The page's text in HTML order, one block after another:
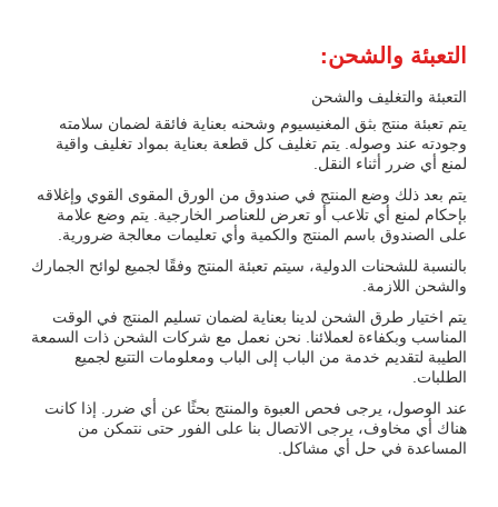
التعبئة والشحن:
التعبئة والتغليف والشحن
يتم تعبئة منتج بثق المغنيسيوم وشحنه بعناية فائقة لضمان سلامته
وجودته عند وصوله. يتم تغليف كل قطعة بعناية بمواد تغليف واقية
لمنع أي ضرر أثناء النقل.
يتم بعد ذلك وضع المنتج في صندوق من الورق المقوى القوي وإغلاقه
بإحكام لمنع أي تلاعب أو تعرض للعناصر الخارجية. يتم وضع علامة
على الصندوق باسم المنتج والكمية وأي تعليمات معالجة ضرورية.
بالنسبة للشحنات الدولية، سيتم تعبئة المنتج وفقًا لجميع لوائح الجمارك
والشحن اللازمة.
يتم اختيار طرق الشحن لدينا بعناية لضمان تسليم المنتج في الوقت
المناسب وبكفاءة لعملائنا. نحن نعمل مع شركات الشحن ذات السمعة
الطيبة لتقديم خدمة من الباب إلى الباب ومعلومات التتبع لجميع
الطلبات.
عند الوصول، يرجى فحص العبوة والمنتج بحثًا عن أي ضرر. إذا كانت
هناك أي مخاوف، يرجى الاتصال بنا على الفور حتى نتمكن من
المساعدة في حل أي مشاكل.